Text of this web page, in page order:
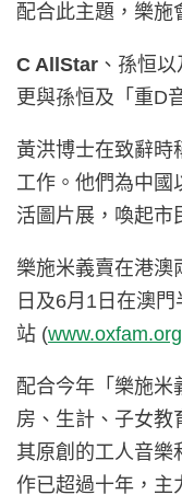
配合此主題，樂施
C AllStar 、孫恒
更與孫恒及「重D
黃洪博士在致辭時
工作。他們為中國
活圖片展，喚起市
樂施米義賣在港澳
日及6月1日在澳
站 (
配合今年「樂施米
房、生計、子女教
其原創的工人音樂
作已超過十年，主